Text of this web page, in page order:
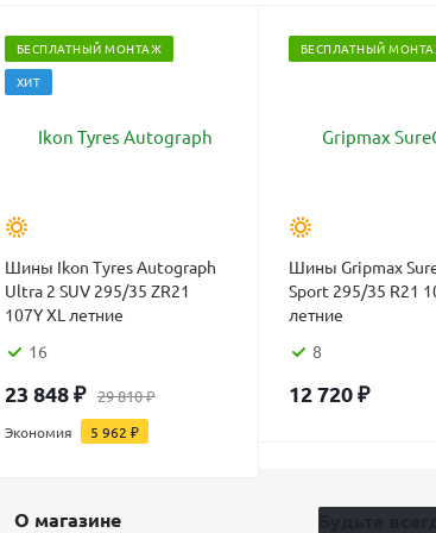
БЕСПЛАТНЫЙ МОНТАЖ
ХИТ
Шины Ikon Tyres Autograph
Ultra 2 SUV 295/35 ZR21
107Y XL летние
16
23 848₽ 29 810₽
Экономия 5 962 ₽
БЕСПЛАТНЫЙ
Шины Gripmax
Sport 295/35 R21
летние
8
12 720₽
О магазине